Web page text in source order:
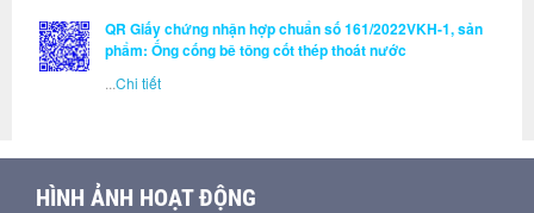
QR Giấy chứng nhận hợp chuẩn số 161/2022VKH-1, sản
phẩm: Ống cống bê tông cốt thép thoát nước
Chi tiết
HÌNH ẢNH HOẠT ĐỘNG